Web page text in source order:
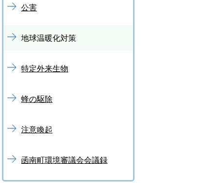
公害
地球温暖化対策
特定外来生物
蜂の駆除
注意喚起
函南町環境審議会会議録